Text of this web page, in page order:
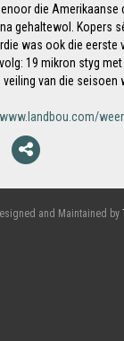
die Amerikaanse
gehaltewol. Kopers
was ook die eerste
19 mikron styg met
veiling van die
and Maintained by